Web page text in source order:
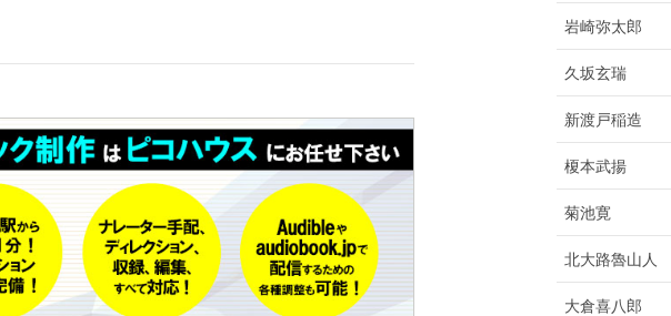
岩崎弥太郎
久坂玄瑞
新渡戸稲造
榎本武揚
菊池寛
北大路魯山人
大倉喜八郎